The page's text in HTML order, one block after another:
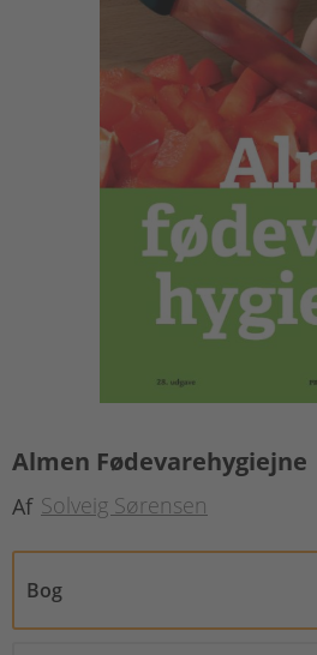
Almen Fødevarehygiejne
Af Solveig Sørensen
Bog